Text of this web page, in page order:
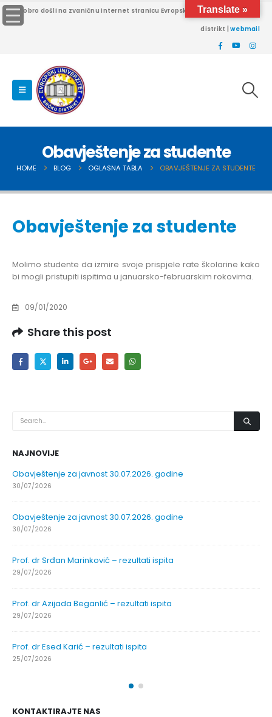
Dobro došli na zvaničnu internet stranicu Evropskog univerziteta Brčko
distrikt |webmail
Obavještenje za studente
HOME BLOG OGLASNA TABLA OBAVJEŠTENJE ZA STUDENTE
Obavještenje za studente
Molimo studente da izmire svoje prispjele rate školarine kako
bi mogli pristupiti ispitima u januarsko-februarskim rokovima.
09/01/2020
Share this post
NAJNOVIJE
Obavještenje za javnost 30.07.2026. godine
30/07/2026
Obavještenje za javnost 30.07.2026. godine
30/07/2026
Prof. dr Srđan Marinković – rezultati ispita
29/07/2026
Prof. dr Azijada Beganlić – rezultati ispita
29/07/2026
Prof. dr Esed Karić – rezultati ispita
25/07/2026
KONTAKTIRAJTE NAS
Translate »